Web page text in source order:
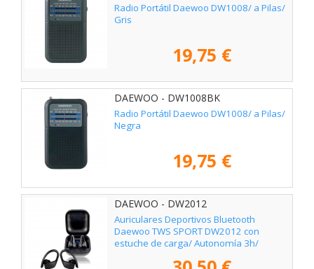
Radio Portátil Daewoo DW1008/ a Pilas/
Gris
19,75 €
DAEWOO - DW1008BK
Radio Portátil Daewoo DW1008/ a Pilas/
Negra
19,75 €
DAEWOO - DW2012
Auriculares Deportivos Bluetooth
Daewoo TWS SPORT DW2012 con
estuche de carga/ Autonomía 3h/